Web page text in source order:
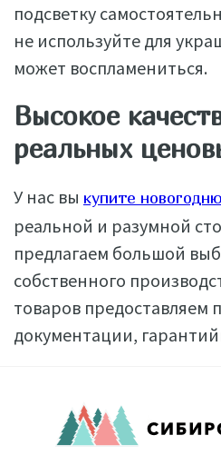
подсветку
не используйте для
может воспламениться.
Высокое
реальных
У нас вы купите
реальной и разумной
предлагаем большой
собственного
товаров предоставляем
документации,